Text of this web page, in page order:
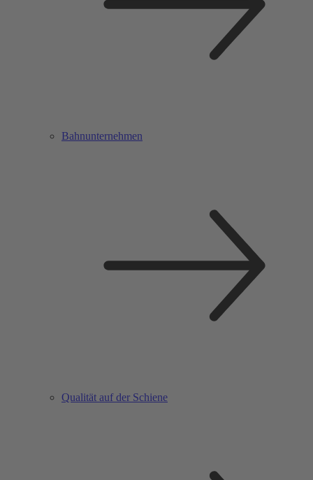
Bahnunternehmen
Qualität auf der Schiene